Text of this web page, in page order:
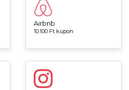
Airbnb
10.100 Ft kupon